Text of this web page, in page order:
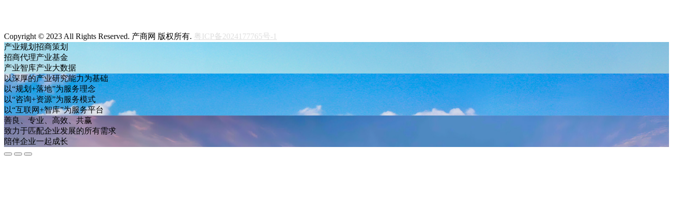
Copyright © 2023 All Rights Reserved. 产商网 版权所有. 粤ICP备2024177765号-1
产业规划 招商策划
招商代理产业基金
产业智库产业大数据
以深厚的产业研究能力为基础
以“规划+落地”为服务理念
以“咨询+资源”为服务模式
以“互联网+智库”为服务平台
善良、专业、高效、共赢
致力于匹配企业发展的所有需求
陪伴企业一起成长